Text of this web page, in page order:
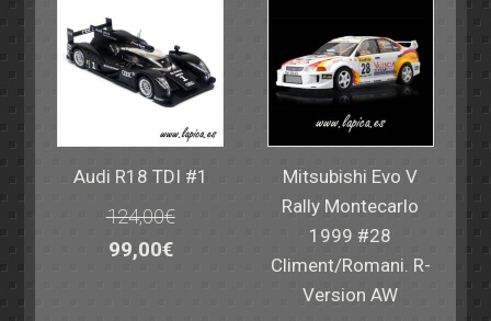
Audi R18 TDI #1
124,00€
El
99,00€El
Mitsubishi Evo V
Rally Montecarlo
1999 #28
Climent/Romani. R-
Version AW